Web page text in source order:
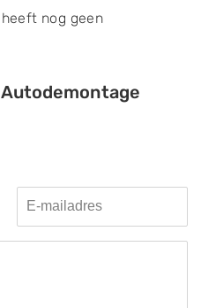
nog geen